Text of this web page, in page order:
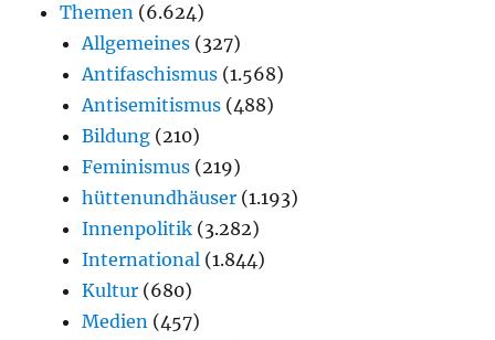
Themen (6.624)
Allgemeines (327)
Antifaschismus (1.568)
Antisemitismus (488)
Bildung (210)
Feminismus (219)
hüttenundhäuser (1.193)
Innenpolitik (3.282)
International (1.844)
Kultur (680)
Medien (457)